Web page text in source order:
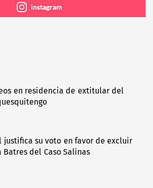
instagram
en residencia de extitular del
justifica su voto en favor de excluir
del Caso Salinas